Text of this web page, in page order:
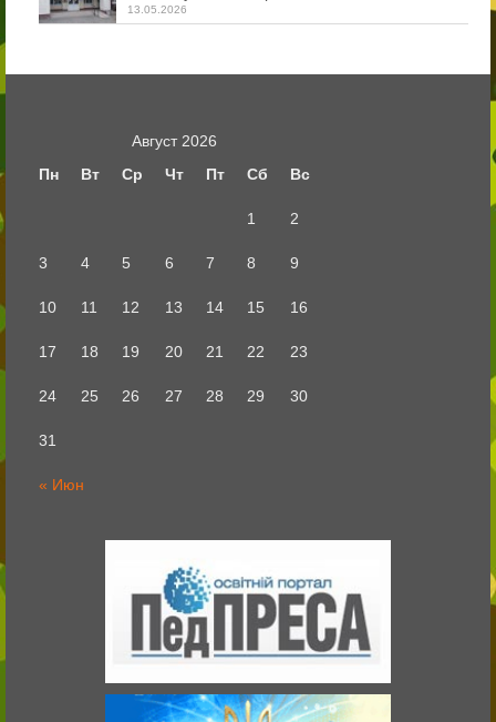
13.05.2026
Август 2026
Пн
Вт Ср Чт Пт Сб Вс
« Июн
1 2
3 4 5 6 7 8 9
10 11 12 13 14 15 16
17 18 19 20 21 22 23
24 25 26 27 28 29 30
31